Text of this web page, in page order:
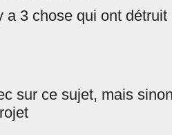
a 3 chose qui ont
sur ce sujet, mais